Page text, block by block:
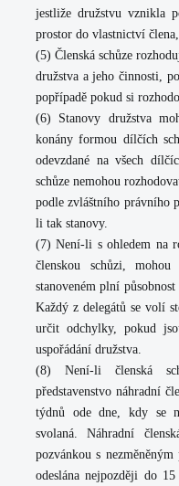
jestliže družstvu vznikla
prostor do vlastnictví
(5) Členská schůze
družstva a jeho činnosti,
popřípadě pokud si
(6) Stanovy družstva
konány formou dílčích
odevzdané na všech
schůze nemohou
podle zvláštního právního
li tak stanovy.
(7) Není-li s ohledem na
členskou schůzi,
stanoveném plní
Každý z delegátů se volí
určit odchylky, pokud
uspořádání družstva.
(8) Není-li členská
představenstvo náhradní
týdnů ode dne, kdy se
svolaná. Náhradní
pozvánkou s
odeslána nejpozději do